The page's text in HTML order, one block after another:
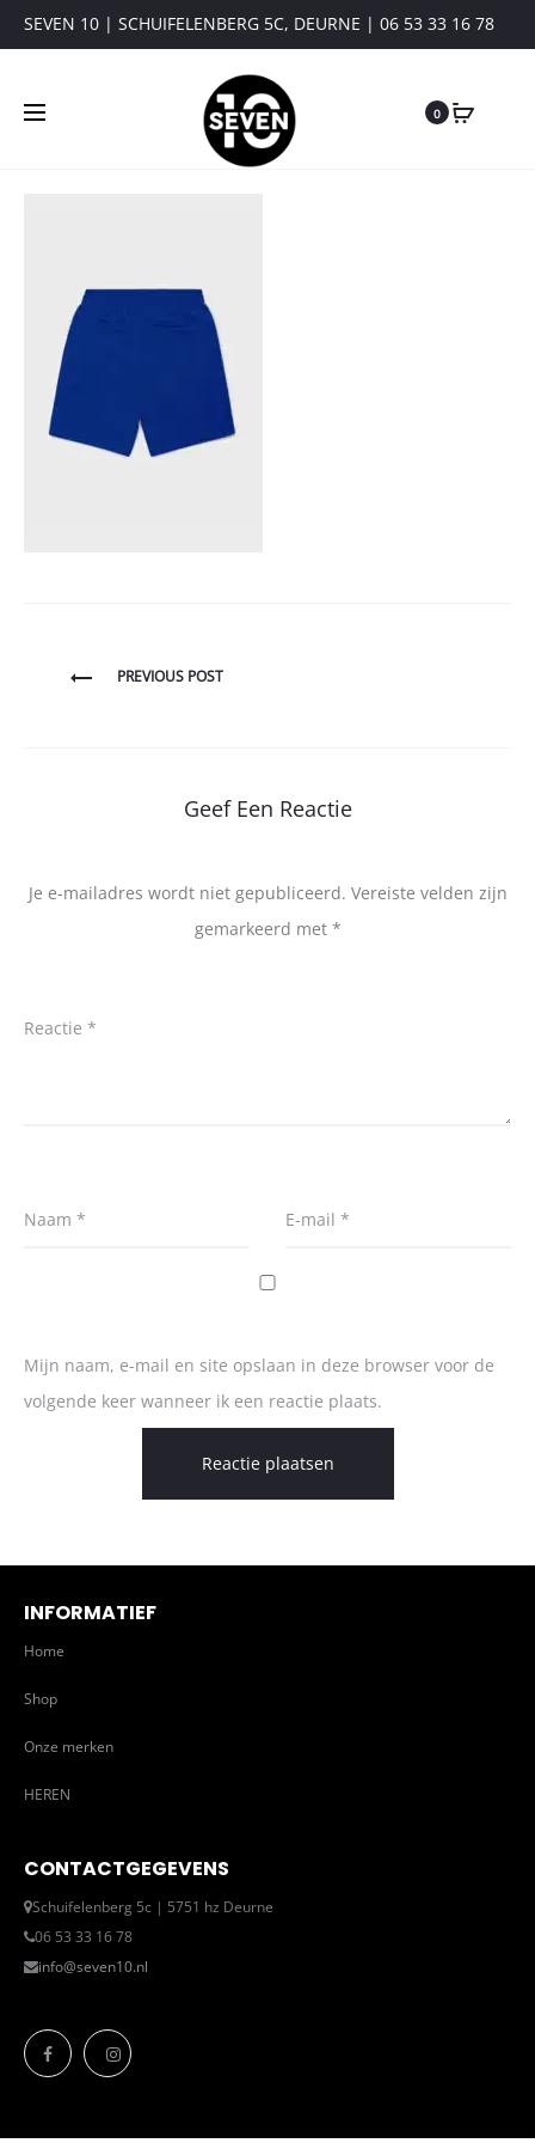
SEVEN 10 | SCHUIFELENBERG 5C, DEURNE | 06 53 33 16 78
0
BerichtPREVIOUS POST
Geef Een Reactie
Je e-mailadres wordt niet gepubliceerd. Vereiste velden zijn
gemarkeerd met *
Reactie *
Naam * E-mail *
Mijn naam, e-mail en site opslaan in deze browser voor de
volgende keer wanneer ik een reactie plaats.
INFORMATIEF
Home
Shop
Onze merken
HEREN
CONTACTGEGEVENS
Schuifelenberg 5c | 5751 hz Deurne
06 53 33 16 78
info@seven10.nl